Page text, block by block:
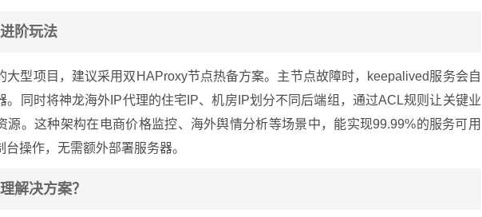
阶玩法
大型项目，建议采用双HAProxy节点热备方案。主节点故障时，keepalived服务会自
。同时将神龙海外IP代理的住宅IP、机房IP划分不同后端组，通过ACL规则让关键业
源。这种架构在电商价格监控、海外舆情分析等场景中，能实现99.99%的服务可用
操作，无需额外部署服务器。
解决方案？